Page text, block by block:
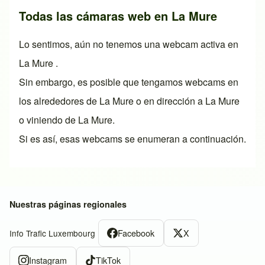
Todas las cámaras web en La Mure
Lo sentimos, aún no tenemos una webcam activa en
La Mure .
Sin embargo, es posible que tengamos webcams en
los alrededores de La Mure o en dirección a La Mure
o viniendo de La Mure.
Si es así, esas webcams se enumeran a continuación.
Nuestras páginas regionales
Info Trafic Luxembourg Facebook X
Instagram TikTok